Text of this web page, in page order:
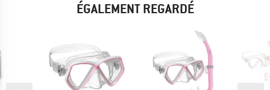
ÉGALEMENT REGARDÉ